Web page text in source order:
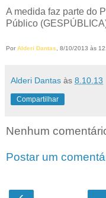
A medida faz parte do
Público
Por Alderi Dantas, 8/10/2013 às
Alderi Dantas às 8.10.13
Compartilhar
Nenhum
Postar um